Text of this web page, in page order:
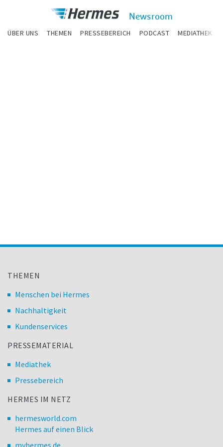
Newsroom
ÜBER UNS THEMEN PRESSEBEREICH PODCAST MEDIATHEK
THEMEN
Menschen bei Hermes
Nachhaltigkeit
Kundenservices
PRESSEMATERIAL
Mediathek
Pressebereich
HERMES IM NETZ
hermesworld.com
Hermes auf einen Blick
myhermes.de